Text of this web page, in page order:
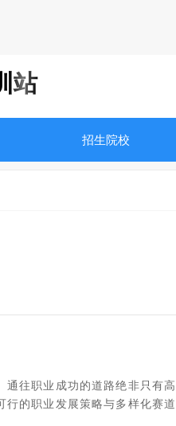
站
招生院校
往职业成功的道路绝非只有高
的职业发展策略与多样化赛道